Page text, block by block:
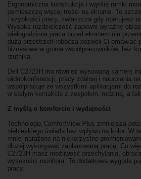
Ergonomiczna konstrukcja i wąskie ramki
pomieszczą więcej treści na ekranie. To
i szybkości pracy, zwłaszcza gdy operujesz
Wysoka rozdzielczość zapewni wyraźny
wielogodzinna praca przed ekranem nie
duża przestrzeń robocza pozwoli Ci omawiać
biznesowe w gronie współpracowników, bez
rzutnika.
Dell C2723H ma również wysuwaną kamerę
wideokonferencji, pracy zdalnej i nauczania
współpracuje ze wszystkimi aplikacjami do
w stałym kontakcie z zespołem, rodziną, a
Z myślą o komforcie i wydajności
Technologia ComfortView Plus zmniejsza
niebieskiego światła bez wpływu na kolor. W
mniej narażone na niekorzystne
dłużej wykonywać zaplanowaną pracę. Co
C2723H masz możliwość przechylania,
wysokości monitora. To dodatkowa wygoda
pracy.